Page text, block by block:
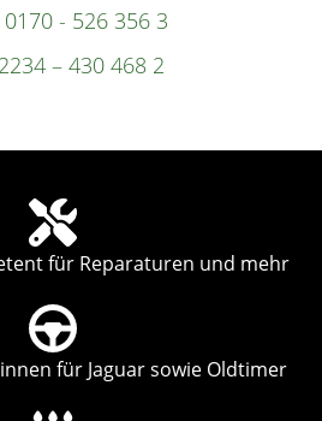
0170 - 526 356 3
– 430 468 2
für Reparaturen und mehr
für Jaguar sowie Oldtimer